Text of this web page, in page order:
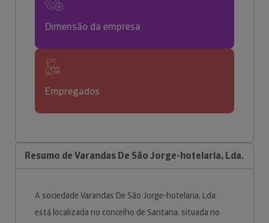
Dimensão da empresa
Empregados
Resumo de Varandas De São Jorge-hotelaria, Lda.
A sociedade Varandas De São Jorge-hotelaria, Lda.
está localizada no concelho de Santana, situada no